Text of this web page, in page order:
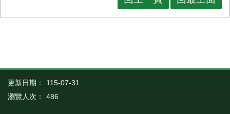
更新日期：
115-07-31
瀏覽人次：
486